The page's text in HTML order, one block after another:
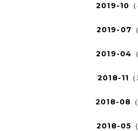
2019-10（
2019-07（
2019-04（
2018-11（
2018-08（
2018-05（